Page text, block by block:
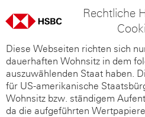
Rechtliche
Diese Webseiten richten sich
dauerhaften Wohnsitz in dem
auszuwählenden Staat haben.
für US-amerikanische
Wohnsitz bzw. ständigem
da die aufgeführten